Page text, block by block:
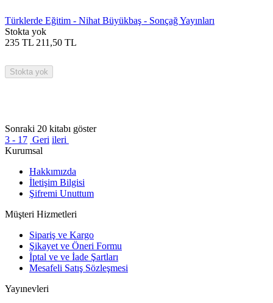
Türklerde Eğitim - Nihat Büyükbaş - Sonçağ Yayınları
Stokta yok
235 TL 211,50 TL
Stokta yok
Sonraki 20 kitabı göster
3 - 17 Geri ileri
Kurumsal
Hakkımızda
İletişim Bilgisi
Şifremi Unuttum
Müşteri Hizmetleri
Sipariş ve Kargo
Şikayet ve Öneri Formu
İptal ve ve İade Şartları
Mesafeli Satış Sözleşmesi
Yayınevleri